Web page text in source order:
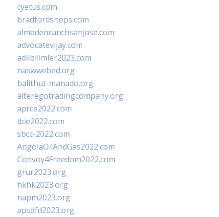
cyetus.com
bradfordshops.com
almadenranchsanjose.com
advocatevijay.com
adlibilimler2023.com
naswwebed.org
balithut-manado.org
alteregotradingcompany.org
aprce2022.com
ibie2022.com
sbcc-2022.com
AngolaOilAndGas2022.com
Convoy4Freedom2022.com
grur2023.org
hkhk2023.org
napm2023.org
apsdfd2023.org